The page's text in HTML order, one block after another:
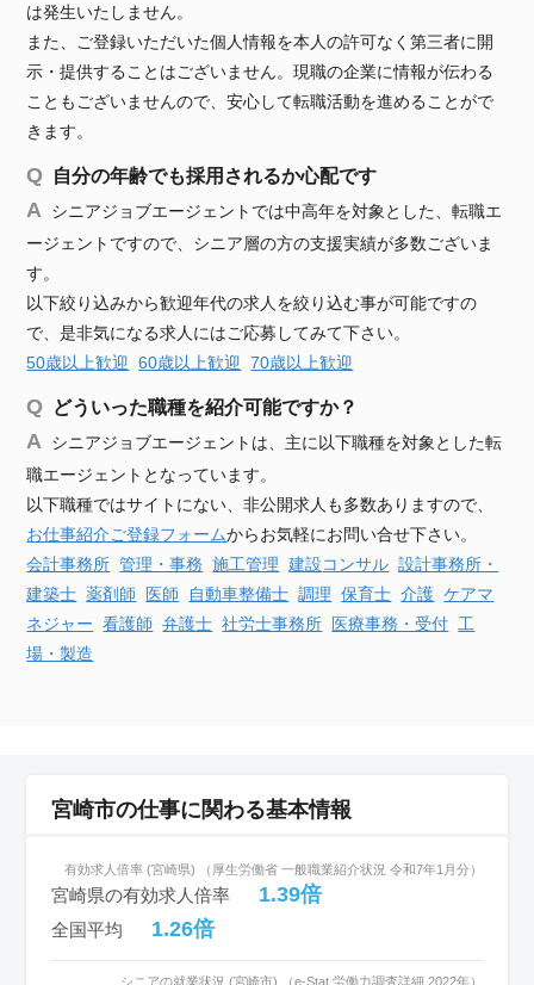
は発生いたしません。
また、ご登録いただいた個人情報を本人の許可なく第三者に開
示・提供することはございません。現職の企業に情報が伝わる
こともございませんので、安心して転職活動を進めることがで
きます。
自分の年齢でも採用されるか心配です
シニアジョブエージェントでは中高年を対象とした、転職エ
ージェントですので、シニア層の方の支援実績が多数ございま
す。
以下絞り込みから歓迎年代の求人を絞り込む事が可能ですの
で、是非気になる求人にはご応募してみて下さい。
50歳以上歓迎 60歳以上歓迎 70歳以上歓迎
どういった職種を紹介可能ですか？
シニアジョブエージェントは、主に以下職種を対象とした転
職エージェントとなっています。
以下職種ではサイトにない、非公開求人も多数ありますので、
お仕事紹介ご登録フォームからお気軽にお問い合せ下さい。
会計事務所 管理・事務 施工管理 建設コンサル 設計事務所・
建築士 薬剤師 医師 自動車整備士 調理 保育士 介護 ケアマ
ネジャー 看護師 弁護士 社労士事務所 医療事務・受付 工
場・製造
宮崎市の仕事に関わる基本情報
有効求人倍率 (宮崎県) （厚生労働省 一般職業紹介状況 令和7年1月分）
宮崎県の有効求人倍率 1.39倍
全国平均 1.26倍
シニアの就業状況 (宮崎市) （e-Stat 労働力調査詳細 2022年）